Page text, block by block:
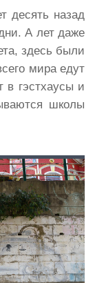
десять назад
А лет даже
здесь были
мира едут
в гэстхаусы и
школы